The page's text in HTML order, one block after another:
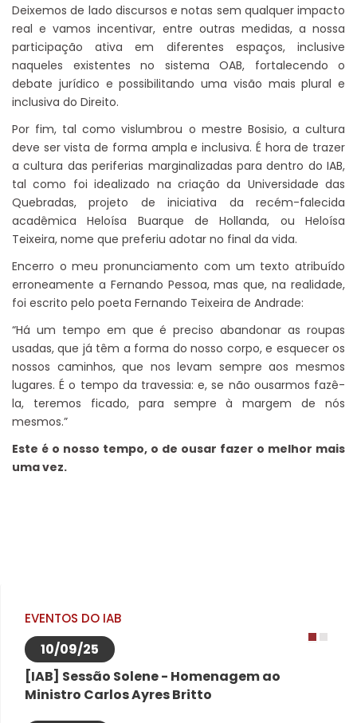
Deixemos de lado discursos e notas sem qualquer impacto
real e vamos incentivar, entre outras medidas, a nossa
participação ativa em diferentes espaços, inclusive
naqueles existentes no sistema OAB, fortalecendo o
debate jurídico e possibilitando uma visão mais plural e
inclusiva do Direito.
Por fim, tal como vislumbrou o mestre Bosisio, a cultura
deve ser vista de forma ampla e inclusiva. É hora de trazer
a cultura das periferias marginalizadas para dentro do IAB,
tal como foi idealizado na criação da Universidade das
Quebradas, projeto de iniciativa da recém-falecida
acadêmica Heloísa Buarque de Hollanda, ou Heloísa
Teixeira, nome que preferiu adotar no final da vida.
Encerro o meu pronunciamento com um texto atribuído
erroneamente a Fernando Pessoa, mas que, na realidade,
foi escrito pelo poeta Fernando Teixeira de Andrade:
“Há um tempo em que é preciso abandonar as roupas
usadas, que já têm a forma do nosso corpo, e esquecer os
nossos caminhos, que nos levam sempre aos mesmos
lugares. É o tempo da travessia: e, se não ousarmos fazê-
la, teremos ficado, para sempre à margem de nós
mesmos.”
Este é o nosso tempo, o de ousar fazer o melhor mais
uma vez.
EVENTOS DO IAB
10/09/25
[IAB] Sessão Solene - Homenagem ao
Ministro Carlos Ayres Britto